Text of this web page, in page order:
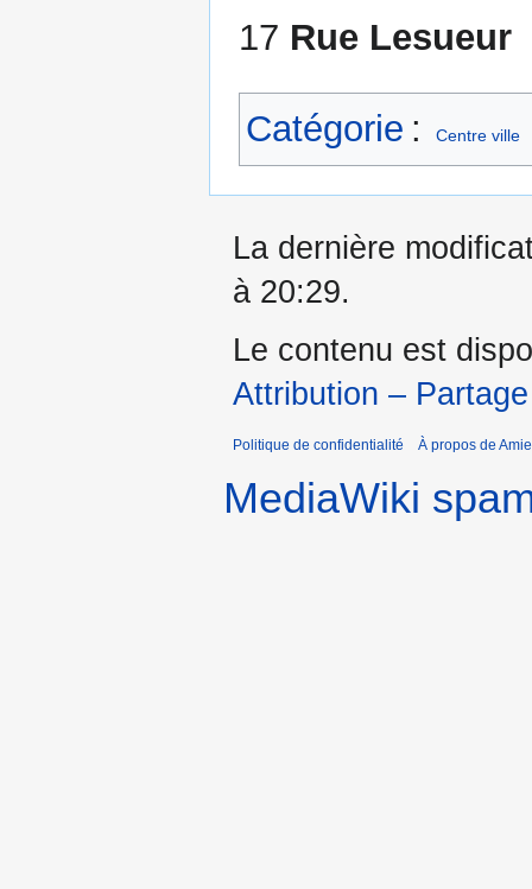
17 Rue Lesueur
Catégorie : Centre ville
La dernière
à 20:29.
Le contenu est
Attribution –
Politique de confidentialité À propos de
MediaWiki